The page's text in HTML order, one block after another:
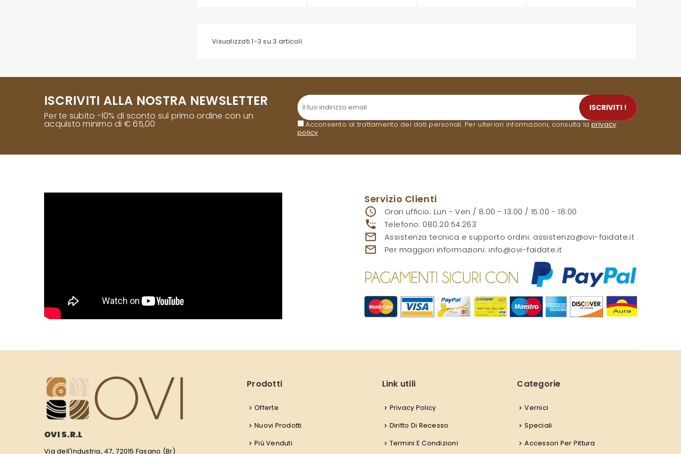
Visualizzati 1-3 su 3 articoli
ISCRIVITI ALLA NOSTRA NEWSLETTER
Per te subito -10% di sconto sul primo ordine con un
acquisto minimo di € 65,00 Acconsento al trattamento dei dati personali. Per ulteriori informazioni, consulta la privacy
policy.
ISCRIVITI !
Servizio Clienti
access_time
Orari ufficio: Lun - Ven / 8:00 - 13:00 / 15:00 - 18:00
settings_phone Telefono:080.20.54.263
mail_outline Assistenza tecnica e supporto ordini: assistenza@ovi-faidate.it
mail_outline Per maggiori informazioni:info@ovi-faidate.it
OVI S.R.L
Via dell'Industria, 47, 72015 Fasano (Br)
Prodotti
Offerte
Nuovi Prodotti
Più Venduti
Link utili
Privacy Policy
Diritto Di Recesso
Termini E Condizioni
Categorie
Vernici
Speciali
Accessori Per Pittura